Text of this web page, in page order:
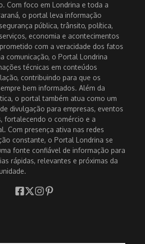
Com foco em Londrina e toda a
o portal leva informação
pública, trânsito, política,
economia e acontecimentos
com a veracidade dos fatos
comunicação, o Portal Londrina
técnicas em conteúdos
contribuindo para que os
bem informados. Além da
o portal também atua como um
divulgação para empresas, eventos
fortalecendo o comércio e a
Com presença ativa nas redes
constante, o Portal Londrina se
fonte confiável de informação para
rápidas, relevantes e próximas da